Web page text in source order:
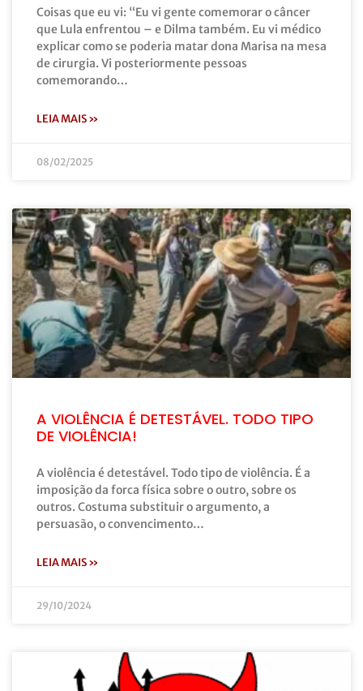
Coisas que eu vi: “Eu vi gente comemorar o câncer
que Lula enfrentou – e Dilma também. Eu vi médico
explicar como se poderia matar dona Marisa na mesa
de cirurgia. Vi posteriormente pessoas
comemorando…
LEIA MAIS »
08/02/2025
A VIOLÊNCIA É DETESTÁVEL. TODO TIPO
DE VIOLÊNCIA!
A violência é detestável. Todo tipo de violência. É a
imposição da forca física sobre o outro, sobre os
outros. Costuma substituir o argumento, a
persuasão, o convencimento…
LEIA MAIS »
29/10/2024